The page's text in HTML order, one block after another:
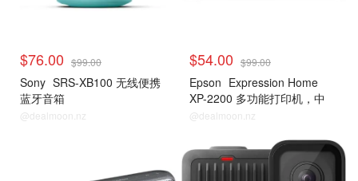
$76.00 $99.00
Sony SRS-XB100 无线便携
蓝牙音箱
@dealmoon.nz
$54.00 $99.00
Epson Expression Home
XP-2200 多功能打印机，中
型，黑色，C11CK67501
@dealmoon.nz